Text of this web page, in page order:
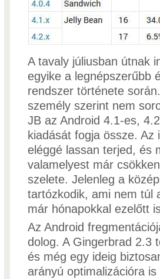
A tavaly júliusban útnak
egyike a legnépszerűbb
rendszer története
személy szerint nem
JB az Android 4.1-es,
kiadását fogja össze.
eléggé lassan terjed, és
valamelyest már
szelete. Jelenleg a
tartózkodik, ami nem túl
már hónapokkal ezelőtt
Az Android
dolog. A Gingerbrad 2.3
és még egy ideig
arányú optimalizációra